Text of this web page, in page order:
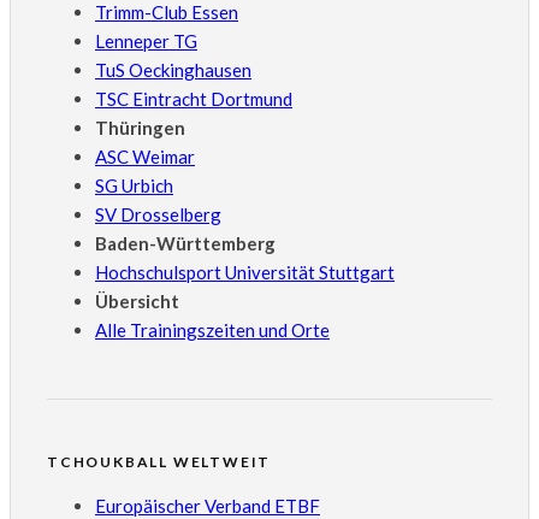
Trimm-Club Essen
Lenneper TG
TuS Oeckinghausen
TSC Eintracht Dortmund
Thüringen
ASC Weimar
SG Urbich
SV Drosselberg
Baden-Württemberg
Hochschulsport Universität Stuttgart
Übersicht
Alle Trainingszeiten und Orte
TCHOUKBALL WELTWEIT
Europäischer Verband ETBF